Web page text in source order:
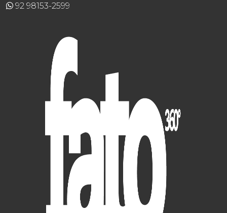
92 98153-2599